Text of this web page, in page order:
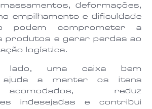
deformações,
empilhamento e dificuldade
podem comprometer a
produtos e gerar perdas ao
logística.
uma caixa bem
ajuda a manter os itens
reduz
indesejadas e contribui